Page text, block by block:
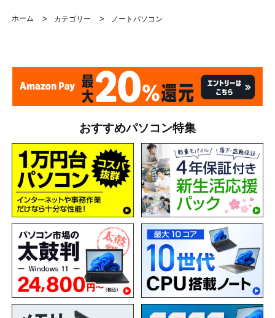
ホーム > カテゴリー > ノートパソコン
おすすめパソコン特集